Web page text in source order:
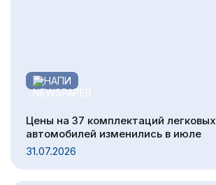
НАПИ
Цены на 37 комплектаций легковых
автомобилей изменились в июле
31.07.2026